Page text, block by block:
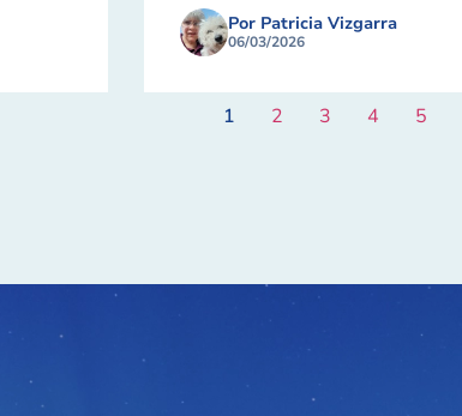
Por Patricia Vizgarra
06/03/2026
1 2 3 4 5